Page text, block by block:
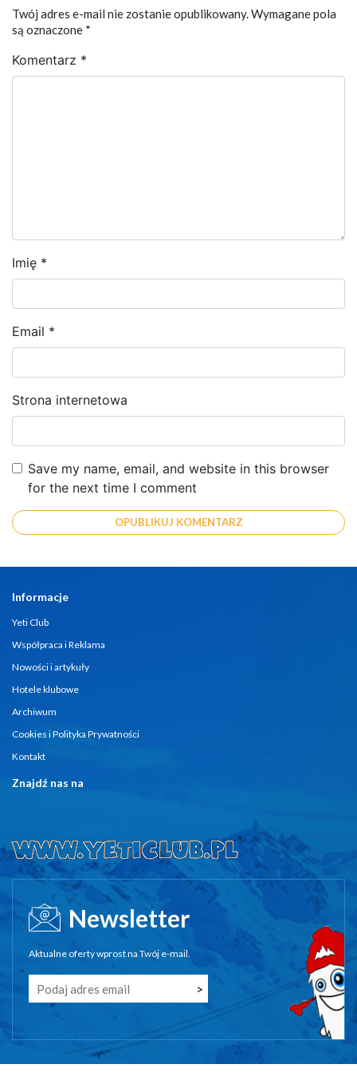
Twój adres e-mail nie zostanie opublikowany.Wymagane pola
są oznaczone *
Komentarz *
Imię *
Email *
Strona internetowa
Save my name, email, and website in this browser
for the next time I comment
Informacje
Yeti Club
Współpraca i Reklama
Nowości i artykuły
Hotele klubowe
Archiwum
Cookies i Polityka Prywatności
Kontakt
Znajdź nas na
Newsletter
Aktualne oferty wprost na Twój e-mail.